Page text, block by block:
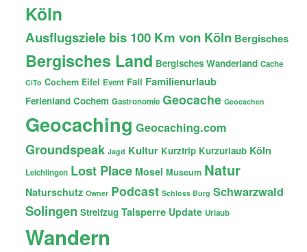
Köln
Ausflugsziele bis 100 Km von Köln Bergisches
Bergisches Land Bergisches Wanderland Cache
CiTo Cochem Eifel Event Fail Familienurlaub
Ferienland Cochem Gastronomie Geocache Geocachen
Geocaching Geocaching.com
Groundspeak Jagd Kultur Kurztrip Kurzurlaub Köln
Leichlingen Lost Place Mosel Museum Natur
Naturschutz Owner Podcast Schloss Burg Schwarzwald
Solingen Streifzug Talsperre Update Urlaub
Wandern